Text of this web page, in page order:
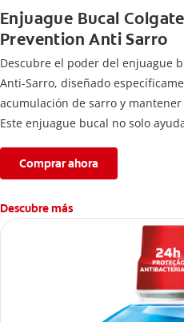
Enjuague Bucal
Prevention Anti Sarro
Descubre el poder del enjuague
Anti-Sarro, diseñado
acumulación de sarro y
Este enjuague bucal no solo
Comprar ahora
Descubre más